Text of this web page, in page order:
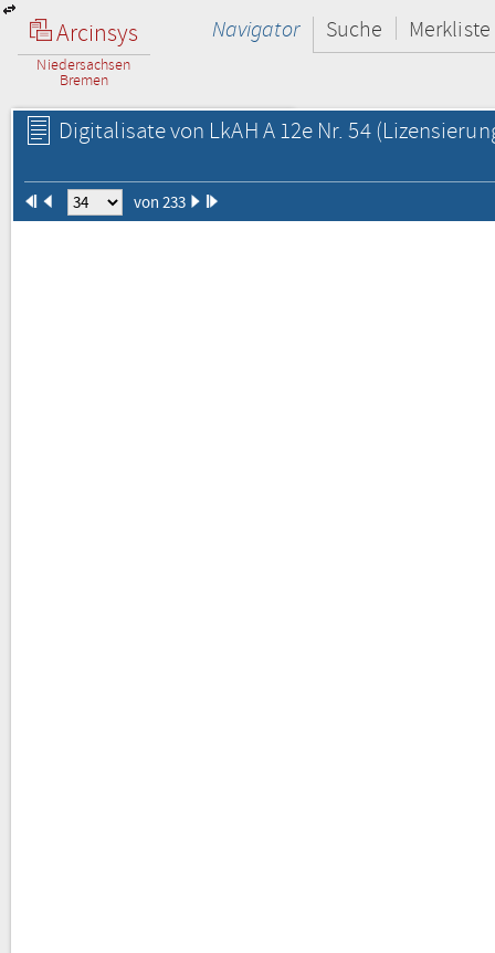
Arcinsys
Niedersachsen
Bremen
Navigator Suche Merkliste
Digitalisate von LkAH A 12e Nr. 54
von 233